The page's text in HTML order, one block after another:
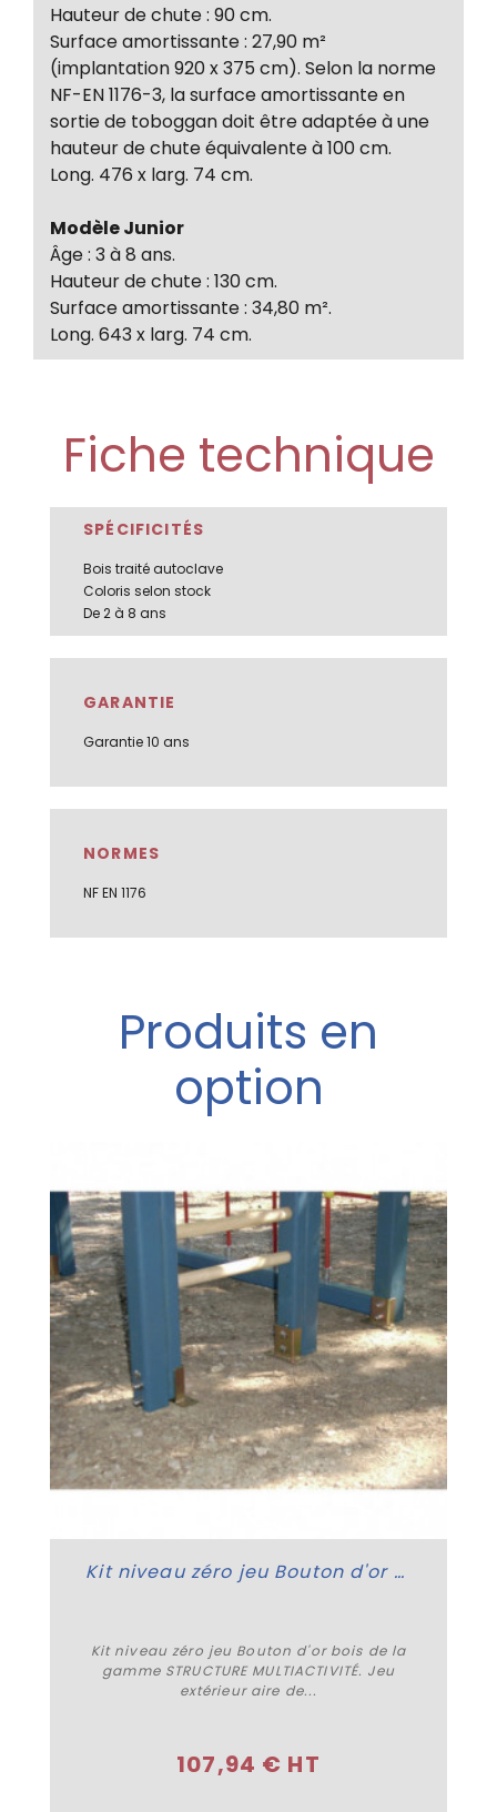
Hauteur de chute : 90 cm.
Surface amortissante : 27,90 m²
(implantation 920 x 375 cm). Selon la norme
NF-EN 1176-3, la surface amortissante en
sortie de toboggan doit être adaptée à une
hauteur de chute équivalente à 100 cm.
Long. 476 x larg. 74 cm.
Modèle Junior
Âge : 3 à 8 ans.
Hauteur de chute : 130 cm.
Surface amortissante : 34,80 m².
Long. 643 x larg. 74 cm.
Fiche technique
SPÉCIFICITÉS
Bois traité autoclave
Coloris selon stock
De 2 à 8 ans
GARANTIE
Garantie 10 ans
NORMES
NF EN 1176
Produits en
option
Kit niveau zéro jeu Bouton d'or bois
Kit niveau zéro jeu Bouton d'or bois de la
gamme STRUCTURE MULTIACTIVITÉ. Jeu
extérieur aire de...
107,94 € HT